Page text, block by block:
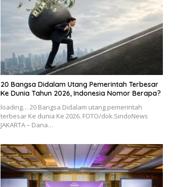
20 Bangsa Didalam Utang Pemerintah Terbesar
Ke Dunia Tahun 2026, Indonesia Nomor Berapa?
loading… 20 Bangsa Didalam utang pemerintah
terbesar Ke dunia Ke 2026. FOTO/dok.SindoNews
JAKARTA – Dana…